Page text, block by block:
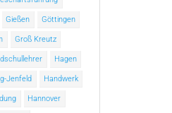
Gießen Göttingen
Groß Kreutz
Hagen
Jenfeld Handwerk
Hannover